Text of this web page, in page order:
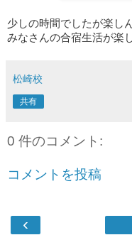
少しの時間でしたが楽し
みなさんの合宿生活が楽
松崎校
共有
0 件のコメント:
コメントを投稿
‹